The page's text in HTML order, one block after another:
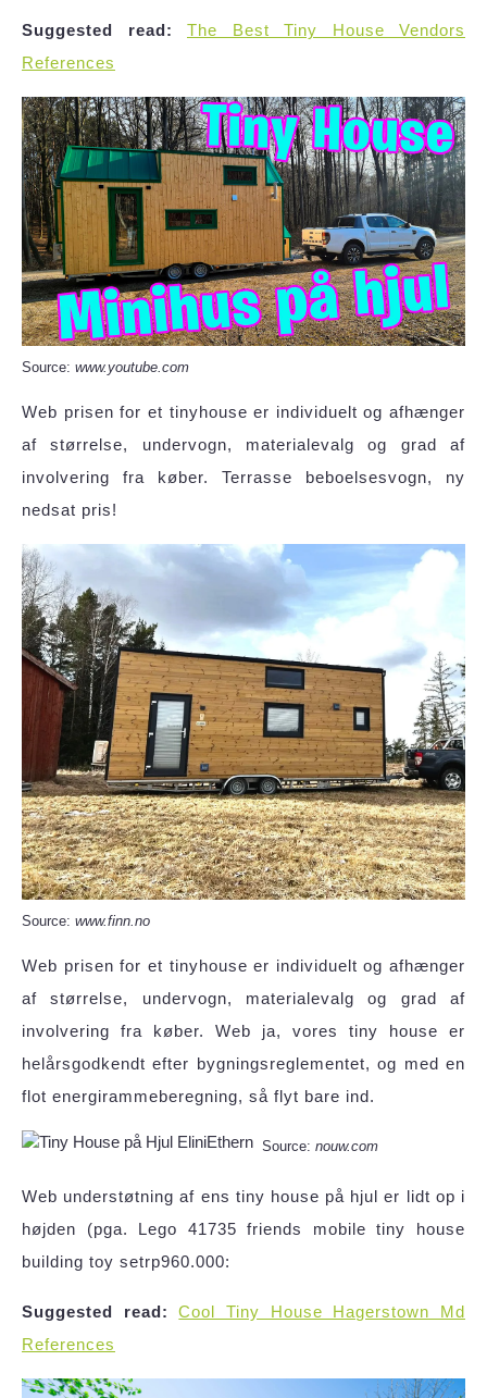
Suggested read:
The Best Tiny House Vendors
References
Source: www.youtube.com
Web prisen for et tinyhouse er individuelt og afhænger
af størrelse, undervogn, materialevalg og grad af
involvering fra køber. Terrasse beboelsesvogn, ny
nedsat pris!
Source: www.finn.no
Web prisen for et tinyhouse er individuelt og afhænger
af størrelse, undervogn, materialevalg og grad af
involvering fra køber. Web ja, vores tiny house er
helårsgodkendt efter bygningsreglementet, og med en
flot energirammeberegning, så flyt bare ind.
Source: nouw.com
Web understøtning af ens tiny house på hjul er lidt op i
højden (pga. Lego 41735 friends mobile tiny house
building toy setrp960.000:
Suggested read:
Cool Tiny House Hagerstown Md
References